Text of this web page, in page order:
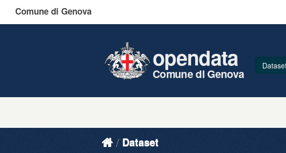
Comune di Genova
opendata
Comune di Genova
Dataset